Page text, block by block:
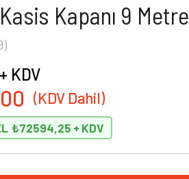
Kapanı 9 Metre
+ KDV
₺72594,25